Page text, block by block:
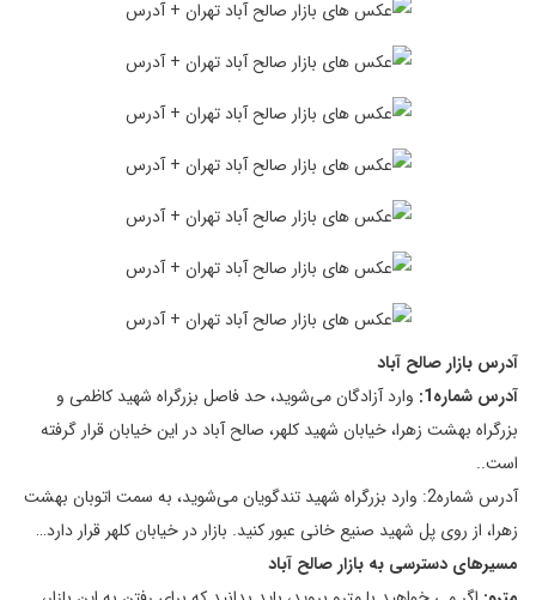
آدرس بازار صالح آباد
آدرس شماره1:
وارد آزادگان می‌شوید، حد فاصل بزرگراه شهید کاظمی و
بزرگراه بهشت زهرا، خیابان شهید کلهر، صالح آباد در این خیابان قرار گرفته
است..
آدرس شماره2: وارد بزرگراه شهید تندگویان می‌شوید، به سمت اتوبان بهشت
زهرا، از روی پل شهید صنیع خانی عبور کنید. بازار در خیابان کلهر قرار دارد…
مسیرهای دسترسی به بازار صالح آباد